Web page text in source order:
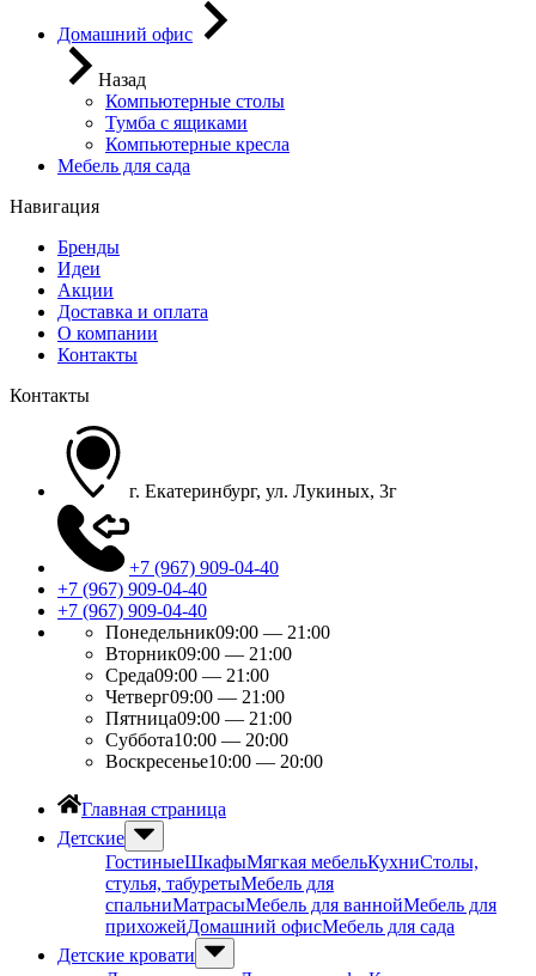
Домашний офис
Назад
Компьютерные столы
Тумба с ящиками
Компьютерные кресла
Мебель для сада
Навигация
Бренды
Идеи
Акции
Доставка и оплата
О компании
Контакты
Контакты
г. Екатеринбург, ул. Лукиных, 3г
+7 (967) 909-04-40
+7 (967) 909-04-40
+7 (967) 909-04-40
Понедельник09:00 — 21:00
Вторник09:00 — 21:00
Среда09:00 — 21:00
Четверг09:00 — 21:00
Пятница09:00 — 21:00
Суббота10:00 — 20:00
Воскресенье10:00 — 20:00
Главная страница
Детские
ГостиныеШкафыМягкая мебельКухниСтолы,
стулья, табуретыМебель для
спальниМатрасыМебель для ваннойМебель для
прихожейДомашний офисМебель для сада
Детские кровати